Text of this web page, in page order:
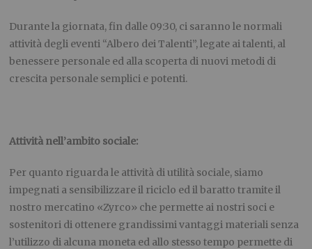
Durante la giornata, fin dalle 09:30, ci saranno le normali
attività degli eventi “Albero dei Talenti”, legate ai talenti, al
benessere personale ed alla scoperta di nuovi metodi di
crescita personale semplici e potenti.
Attività nell’ambito sociale:
Per quanto riguarda le attività di utilità sociale, siamo
impegnati a sensibilizzare il riciclo ed il baratto tramite il
nostro mercatino «Zyrco» che permette ai nostri soci e
sostenitori di ottenere grandissimi vantaggi materiali senza
l’utilizzo di alcuna moneta ed allo stesso tempo permette di